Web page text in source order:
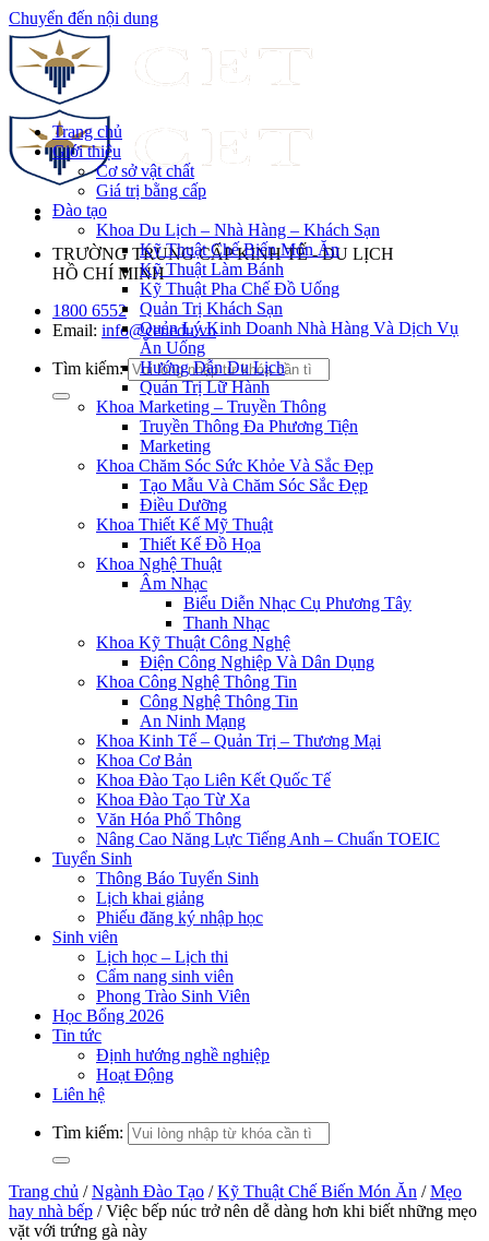
Chuyển đến nội dung
TRƯỜNG TRUNG CẤP KINH TẾ - DU LỊCH
HỒ CHÍ MINH
1800 6552
Email: info@cet.edu.vn
Tìm kiếm:
Trang chủ
Giới thiệu
Cơ sở vật chất
Giá trị bằng cấp
Đào tạo
Khoa Du Lịch – Nhà Hàng – Khách Sạn
Kỹ Thuật Chế Biến Món Ăn
Kỹ Thuật Làm Bánh
Kỹ Thuật Pha Chế Đồ Uống
Quản Trị Khách Sạn
Quản Lý Kinh Doanh Nhà Hàng Và Dịch Vụ
Ăn Uống
Hướng Dẫn Du Lịch
Quản Trị Lữ Hành
Khoa Marketing – Truyền Thông
Truyền Thông Đa Phương Tiện
Marketing
Khoa Chăm Sóc Sức Khỏe Và Sắc Đẹp
Tạo Mẫu Và Chăm Sóc Sắc Đẹp
Điều Dưỡng
Khoa Thiết Kế Mỹ Thuật
Thiết Kế Đồ Họa
Khoa Nghệ Thuật
Âm Nhạc
Biểu Diễn Nhạc Cụ Phương Tây
Thanh Nhạc
Khoa Kỹ Thuật Công Nghệ
Điện Công Nghiệp Và Dân Dụng
Khoa Công Nghệ Thông Tin
Công Nghệ Thông Tin
An Ninh Mạng
Khoa Kinh Tế – Quản Trị – Thương Mại
Khoa Cơ Bản
Khoa Đào Tạo Liên Kết Quốc Tế
Khoa Đào Tạo Từ Xa
Văn Hóa Phổ Thông
Nâng Cao Năng Lực Tiếng Anh – Chuẩn TOEIC
Tuyển Sinh
Thông Báo Tuyển Sinh
Lịch khai giảng
Phiếu đăng ký nhập học
Sinh viên
Lịch học – Lịch thi
Cẩm nang sinh viên
Phong Trào Sinh Viên
Học Bổng 2026
Tin tức
Định hướng nghề nghiệp
Hoạt Động
Liên hệ
Tìm kiếm:
Trang chủ / Ngành Đào Tạo / Kỹ Thuật Chế Biến Món Ăn / Mẹo
hay nhà bếp / Việc bếp núc trở nên dễ dàng hơn khi biết những mẹo
vặt với trứng gà này